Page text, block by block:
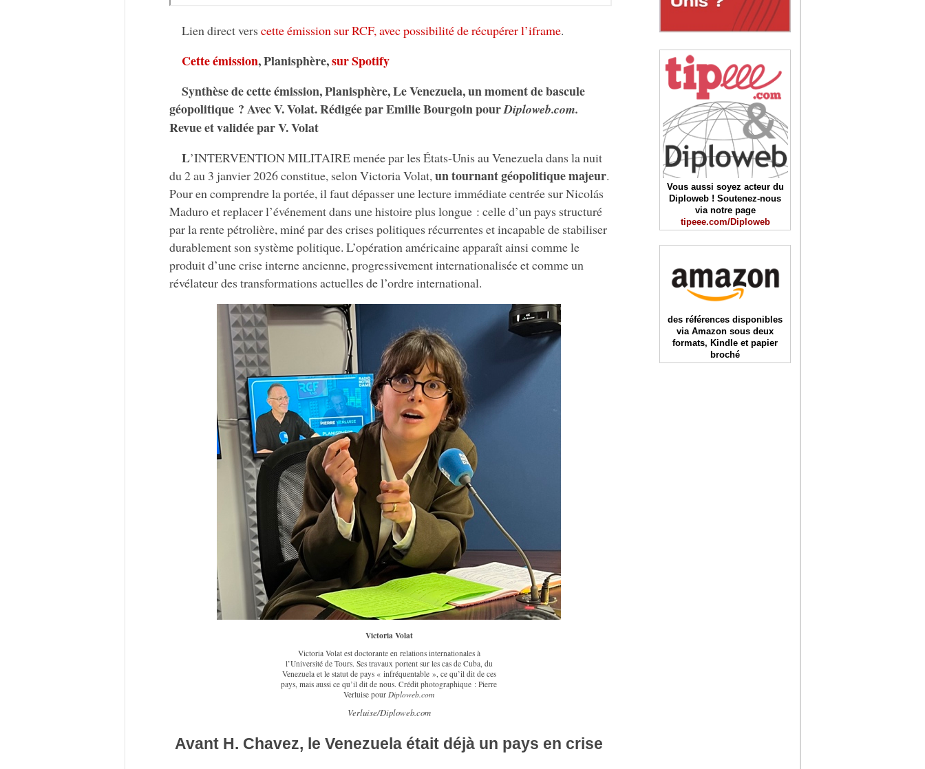
Lien direct vers cette émission sur RCF, avec possibilité de récupérer l’iframe.
Cette émission, Planisphère,sur Spotify
Synthèse de cette émission, Planisphère, Le Venezuela, un moment de bascule
géopolitique ? Avec V. Volat. Rédigée par Emilie Bourgoin pourDiploweb.com.
Revue et validée par V. Volat
L’INTERVENTION MILITAIRE menée par les États-Unis au Venezuela dans la nuit
du 2 au 3 janvier 2026 constitue, selon Victoria Volat,un tournant géopolitique majeur.
Pour en comprendre la portée, il faut dépasser une lecture immédiate centrée sur Nicolás
Maduro et replacer l’événement dans une histoire plus longue : celle d’un pays structuré
par la rente pétrolière, miné par des crises politiques récurrentes et incapable de stabiliser
durablement son système politique. L’opération américaine apparaît ainsi comme le
produit d’une crise interne ancienne, progressivement internationalisée et comme un
révélateur des transformations actuelles de l’ordre international.
Victoria Volat
Victoria Volat est doctorante en relations internationales à
l’Université de Tours. Ses travaux portent sur les cas de Cuba, du
Venezuela et le statut de pays « infréquentable », ce qu’il dit de ces
pays, mais aussi ce qu’il dit de nous. Crédit photographique : Pierre
Verluise pour Diploweb.com
Verluise/Diploweb.com
Avant H. Chavez, le Venezuela était déjà un pays en crise
Vous aussi soyez acteur du
Diploweb ! Soutenez-nous
via notre page
tipeee.com/Diploweb
des références disponibles
via Amazon sous deux
formats, Kindle et papier
broché